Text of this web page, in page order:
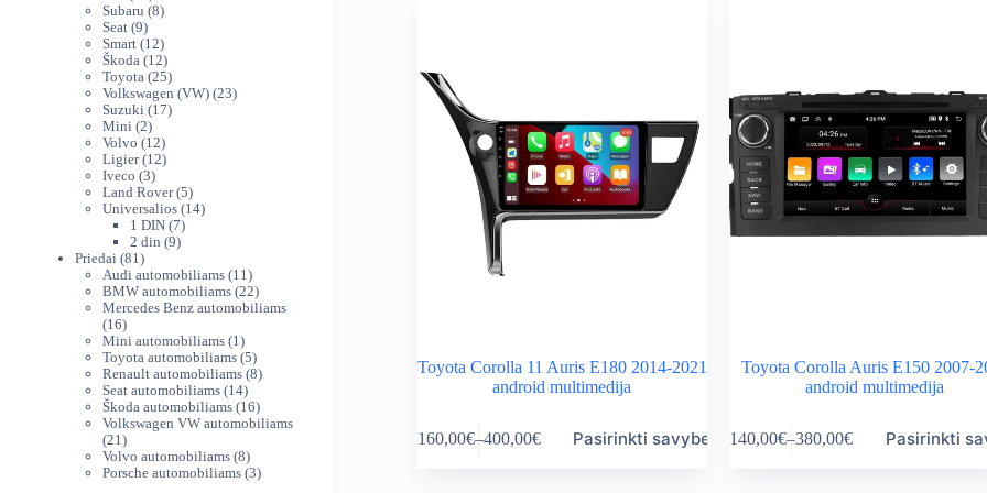
chosen
chosen
product
page
Toyota Corolla 11 Auris E180 2014-2021
android multimedija
160,00€–400,00€
Price
Pasirinkti savybes
product
Toyota Corolla Auris E150 2007-
android multimedija
140,00€–380,00€
Price
Pasirinkti
product
produktų
Subaru 88
Seat 99
produktai
Smart 1212
produktų
Škoda 1212
produktų
Toyota 2525
produktai
Volkswagen (VW) 2323
Suzuki 1717
Mini 22
produktai
Volvo 1212
produktų
Ligier 1212
Iveco 33
produktai
Land Rover 55
produktai
Universalios 1414
1 DIN 77
produktai
2 din 99
Priedai 81 81
produktas
Audi automobiliams 11 11
produktų
BMW automobiliams 2222
produktai
Mercedes Benz automobiliams
1616
produktų
Mini automobiliams 1 1
produktas
Toyota automobiliams 55
produktai
Renault automobiliams 88
Seat automobiliams 1414
produktų
Škoda automobiliams 1616
produktų
Volkswagen VW automobiliams
21 21
produktas
Volvo automobiliams 88
produktai
Porsche automobiliams 33